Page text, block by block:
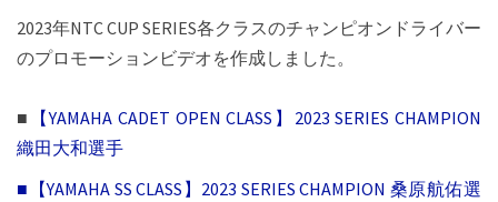
CHAMPION
プ
ー
ン
2023年NTC CUP SERIES各クラスのチャンピオンドライバー
のプロモーションビデオを作成しました。
■
【YAMAHA CADET OPEN CLASS】2023 SERIES CHAMPION
織田大和選手
■【YAMAHA SS CLASS】2023 SERIES CHAMPION 桑原航佑選